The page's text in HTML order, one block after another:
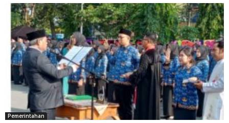
Pemerintahan